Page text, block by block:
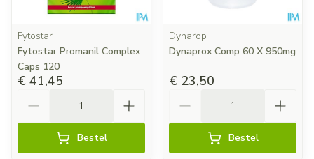
Fytostar
Fytostar Promanil Complex
Caps 120
€ 41,45
Bestel
Dynarop
Dynaprox Comp 60 X 950mg
€ 23,50
Bestel